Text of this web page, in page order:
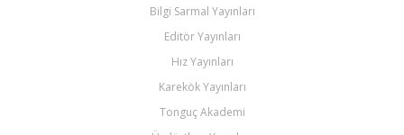
Bilgi Sarmal Yayınları
Editör Yayınları
Hız Yayınları
Karekök Yayınları
Tonguç Akademi